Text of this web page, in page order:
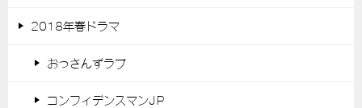
2018年春ドラマ
おっさんずラブ
コンフィデンスマンJP